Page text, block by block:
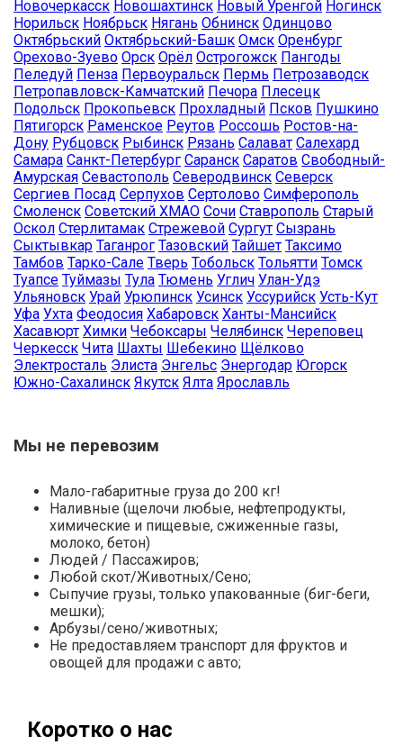
Новочеркасск Новошахтинск Новый Уренгой Ногинск
Норильск Ноябрьск Нягань Обнинск Одинцово
Октябрьский Октябрьский-Башк Омск Оренбург
Орехово-Зуево Орск Орёл Острогожск Пангоды
Пеледуй Пенза Первоуральск Пермь Петрозаводск
Петропавловск-Камчатский Печора Плесецк
Подольск Прокопьевск Прохладный Псков Пушкино
Пятигорск Раменское Реутов Россошь Ростов-на-
Дону Рубцовск Рыбинск Рязань Салават Салехард
Самара Санкт-Петербург Саранск Саратов Свободный-
Амурская Севастополь Северодвинск Северск
Сергиев Посад Серпухов Сертолово Симферополь
Смоленск Советский ХМАО Сочи Ставрополь Старый
Оскол Стерлитамак Стрежевой Сургут Сызрань
Сыктывкар Таганрог Тазовский Тайшет Таксимо
Тамбов Тарко-Сале Тверь Тобольск Тольятти Томск
Туапсе Туймазы Тула Тюмень Углич Улан-Удэ
Ульяновск Урай Урюпинск Усинск Уссурийск Усть-Кут
Уфа Ухта Феодосия Хабаровск Ханты-Мансийск
Хасавюрт Химки Чебоксары Челябинск Череповец
Черкесск Чита Шахты Шебекино Щёлково
Электросталь Элиста Энгельс Энергодар Югорск
Южно-Сахалинск Якутск Ялта Ярославль
Мы не перевозим
Мало-габаритные груза до 200 кг!
Наливные (щелочи любые, нефтепродукты,
химические и пищевые, сжиженные газы,
молоко, бетон)
Людей / Пассажиров;
Любой скот/Животных/Сено;
Сыпучие грузы, только упакованные (биг-беги,
мешки);
Арбузы/сено/животных;
Не предоставляем транспорт для фруктов и
овощей для продажи с авто;
Коротко о нас